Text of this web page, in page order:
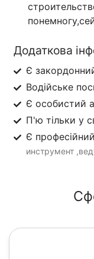
Додаткова
Є
Водійське
Є особистий
П'ю тільки у
Є
инструмент